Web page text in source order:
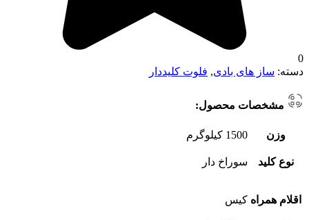
0
دسته: ساز های بادی, فلوت کلیددار
مشخصات محصول:
وزن 1500 کیلوگرم
نوع کلید سوراخ دار
اقلام همراه کیس